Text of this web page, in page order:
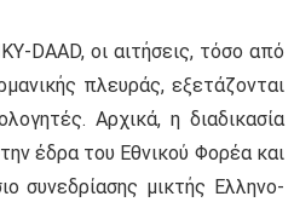
DAAD, οι αιτήσεις, τόσο από
πλευράς, εξετάζονται
Αρχικά, η διαδικασία
έδρα του Εθνικού Φορέα και
συνεδρίασης μικτής Ελληνο-